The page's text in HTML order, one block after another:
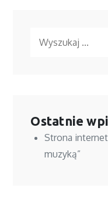
Ostatnie
Strona
muzyką”